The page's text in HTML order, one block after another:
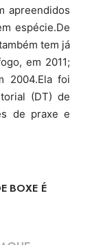
apreendidos
espécie.De
tem já
em 2011;
2004.Ela foi
(DT) de
de praxe e
BOXE É